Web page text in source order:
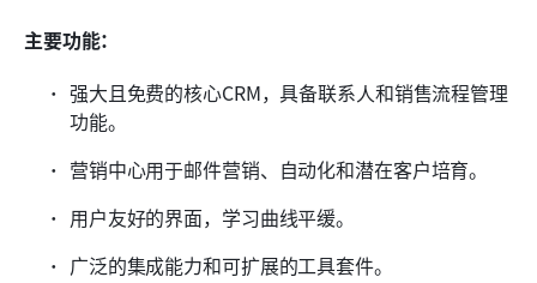
主要功能：
强大且免费的核心CRM，具备联系人和销售流程管理
功能。
营销中心用于邮件营销、自动化和潜在客户培育。
用户友好的界面，学习曲线平缓。
广泛的集成能力和可扩展的工具套件。